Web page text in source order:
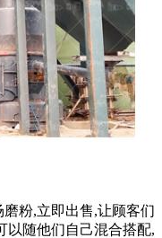
粉,立即出售,让顾客们
以随他们自己混合搭配,